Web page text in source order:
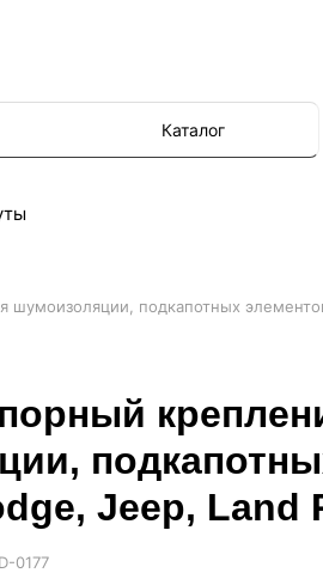
Каталог
шумоизоляции, подкапотных
Jeep, Land
0177